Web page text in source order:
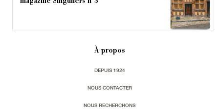
magazine Singuliers n°3
À propos
DEPUIS 1924
NOUS CONTACTER
NOUS RECHERCHONS